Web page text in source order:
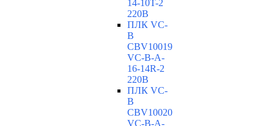
14-10T-2
220В
ПЛК VC-
B
CBV10019
VC-В-A-
16-14R-2
220В
ПЛК VC-
B
CBV10020
VC-В-A-